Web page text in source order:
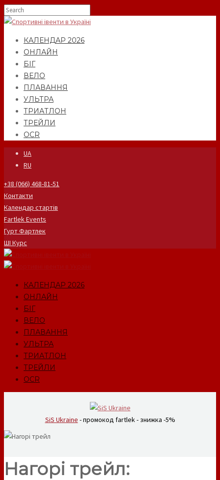
КАЛЕНДАР 2026
ОНЛАЙН
БІГ
ВЕЛО
ПЛАВАННЯ
УЛЬТРА
ТРИАТЛОН
ТРЕЙЛИ
OCR
UA
RU
+38 (066) 468-81-51
Контакти
Календар стартів
Fartlek Events
Гурт Фартлек
ШІ Курс
КАЛЕНДАР 2026
ОНЛАЙН
БІГ
ВЕЛО
ПЛАВАННЯ
УЛЬТРА
ТРИАТЛОН
ТРЕЙЛИ
OCR
SiS Ukraine - промокод fartlek - знижка -5%
Нагорі трейл: